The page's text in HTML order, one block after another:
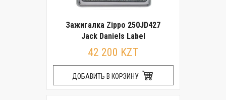
Зажигалка Zippo 250JD427
Jack Daniels Label
42 200 KZT
ДОБАВИТЬ В КОРЗИНУ